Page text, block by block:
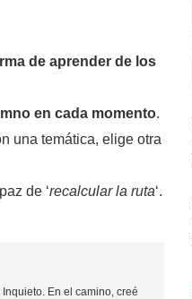
de aprender de los
en cada momento.
una temática, elige otra
de ‘recalcular la ruta‘.
En el camino, creé